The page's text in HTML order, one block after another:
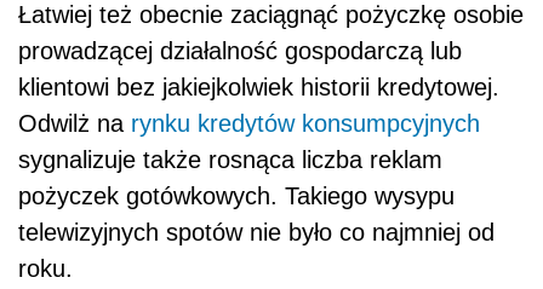
Łatwiej też obecnie zaciągnąć pożyczkę osobie
prowadzącej działalność gospodarczą lub
klientowi bez jakiejkolwiek historii kredytowej.
Odwilż na rynku kredytów konsumpcyjnych
sygnalizuje także rosnąca liczba reklam
pożyczek gotówkowych. Takiego wysypu
telewizyjnych spotów nie było co najmniej od
roku.